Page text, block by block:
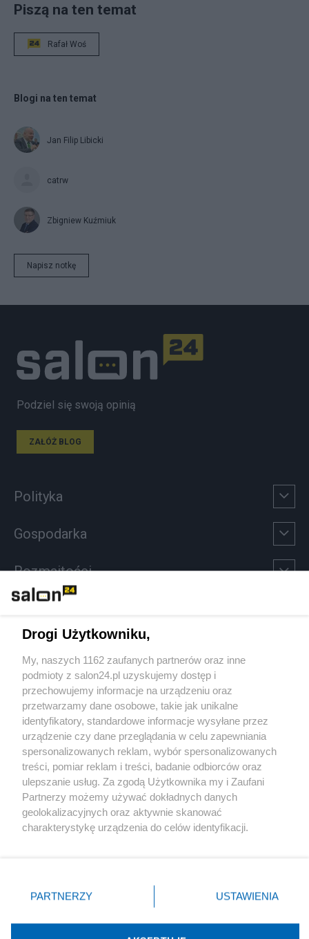
Piszą na ten temat
Rafał Woś
Blogi na ten temat
Jan Filip Libicki
catrw
Zbigniew Kuźmiuk
Napisz notkę
Podziel się swoją opinią
ZAŁÓŻ BLOG
Polityka
Gospodarka
Rozmaitości
Sport
Społeczeństwo
Kultura
X Facebook Instagram Youtube
Drogi Użytkowniku,
My, naszych 1162 zaufanych partnerów oraz inne
podmioty z salon24.pl uzyskujemy dostęp i
przechowujemy informacje na urządzeniu oraz
przetwarzamy dane osobowe, takie jak unikalne
identyfikatory, standardowe informacje wysyłane przez
urządzenie czy dane przeglądania w celu zapewniania
spersonalizowanych reklam, wybór spersonalizowanych
treści, pomiar reklam i treści, badanie odbiorców oraz
ulepszanie usług. Za zgodą Użytkownika my i Zaufani
Partnerzy możemy używać dokładnych danych
geolokalizacyjnych oraz aktywnie skanować
charakterystykę urządzenia do celów identyfikacji.
zmienić/wycofać klikając przycisk ustawień prywatności
znajdujący się w lewym dolnym rogu strony
rodzaje przetwarzania danych nie wymagają zgody
użytkownika, ale masz prawo sprzeciwić się takiemu
PARTNERZY USTAWIENIA